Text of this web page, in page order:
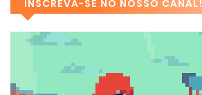
INSCREVA-SE NO NOSSO CANAL!